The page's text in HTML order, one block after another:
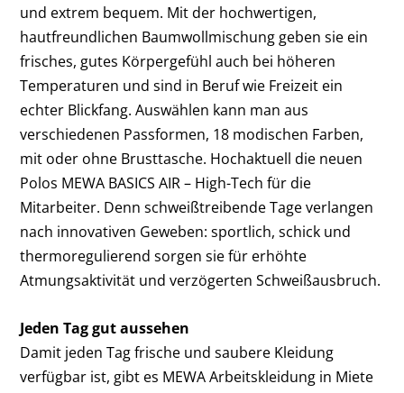
und extrem bequem. Mit der hochwertigen,
hautfreundlichen Baumwollmischung geben sie ein
frisches, gutes Körpergefühl auch bei höheren
Temperaturen und sind in Beruf wie Freizeit ein
echter Blickfang. Auswählen kann man aus
verschiedenen Passformen, 18 modischen Farben,
mit oder ohne Brusttasche. Hochaktuell die neuen
Polos MEWA BASICS AIR – High-Tech für die
Mitarbeiter. Denn schweißtreibende Tage verlangen
nach innovativen Geweben: sportlich, schick und
thermoregulierend sorgen sie für erhöhte
Atmungsaktivität und verzögerten Schweißausbruch.
Jeden Tag gut aussehen
Damit jeden Tag frische und saubere Kleidung
verfügbar ist, gibt es MEWA Arbeitskleidung in Miete